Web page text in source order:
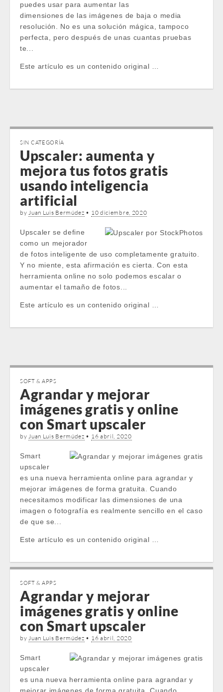
puedes usar para aumentar las
dimensiones de las imágenes de baja o media
resolución. No es una solución mágica, tampoco
perfecta, pero después de unas cuantas pruebas
te...
Este artículo es un contenido original …
SIN CATEGORÍA
Upscaler: aumenta y
mejora tus fotos gratis
usando inteligencia
artificial
byJuan Luis Bermúdez • 10 diciembre, 2020
Upscaler se define
como un mejorador
de fotos inteligente de uso completamente gratuito.
Y no miente, esta afirmación es cierta. Con esta
herramienta online no solo podemos escalar o
aumentar el tamaño de fotos...
Este artículo es un contenido original …
SOFT & APPS
Agrandar y mejorar
imágenes gratis y online
con Smart upscaler
byJuan Luis Bermúdez • 16 abril, 2020
Smart
upscaler
es una nueva herramienta online para agrandar y
mejorar imágenes de forma gratuita. Cuando
necesitamos modificar las dimensiones de una
imagen o fotografía es realmente sencillo en el caso
de que se...
Este artículo es un contenido original …
SOFT & APPS
Agrandar y mejorar
imágenes gratis y online
con Smart upscaler
byJuan Luis Bermúdez • 16 abril, 2020
Smart
upscaler
es una nueva herramienta online para agrandar y